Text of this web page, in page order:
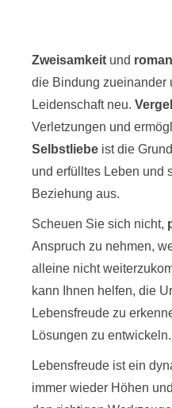
Zweisamkeit und
die Bindung zueinander
Leidenschaft neu.
Verletzungen und
Selbstliebe ist die
und erfülltes Leben und
Beziehung aus.
Scheuen Sie sich nicht,
Anspruch zu nehmen,
alleine nicht
kann Ihnen helfen, die
Lebensfreude zu
Lösungen zu entwickeln.
Lebensfreude ist ein
immer wieder Höhen